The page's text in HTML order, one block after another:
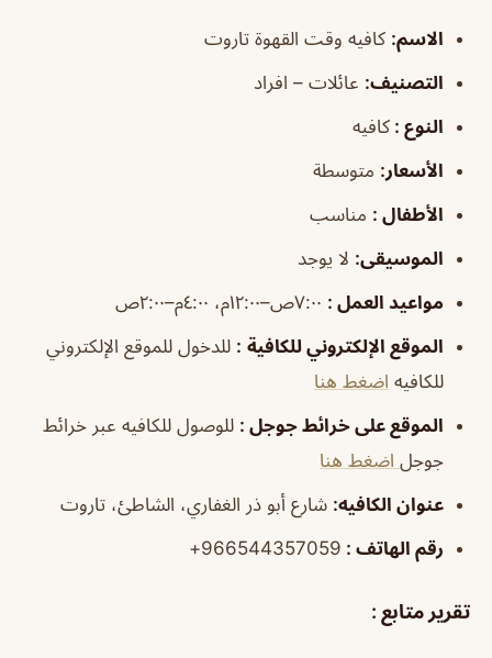
الاسم: كافيه وقت القهوة تاروت
التصنيف: عائلات – افراد
النوع : كافيه
الأسعار: متوسطة
الأطفال : مناسب
الموسيقى: لا يوجد
مواعيد العمل : ٧:٠٠ص–١٢:٠٠م، ٤:٠٠م–٢:٠٠ص
الموقع الإلكتروني للكافية : للدخول للموقع الإلكتروني
للكافيه اضغط هنا
الموقع على خرائط جوجل : للوصول للكافيه عبر خرائط
جوجل اضغط هنا
عنوان الكافيه: شارع أبو ذر الغفاري، الشاطئ، تاروت
رقم الهاتف : 966544357059+
تقرير متابع :